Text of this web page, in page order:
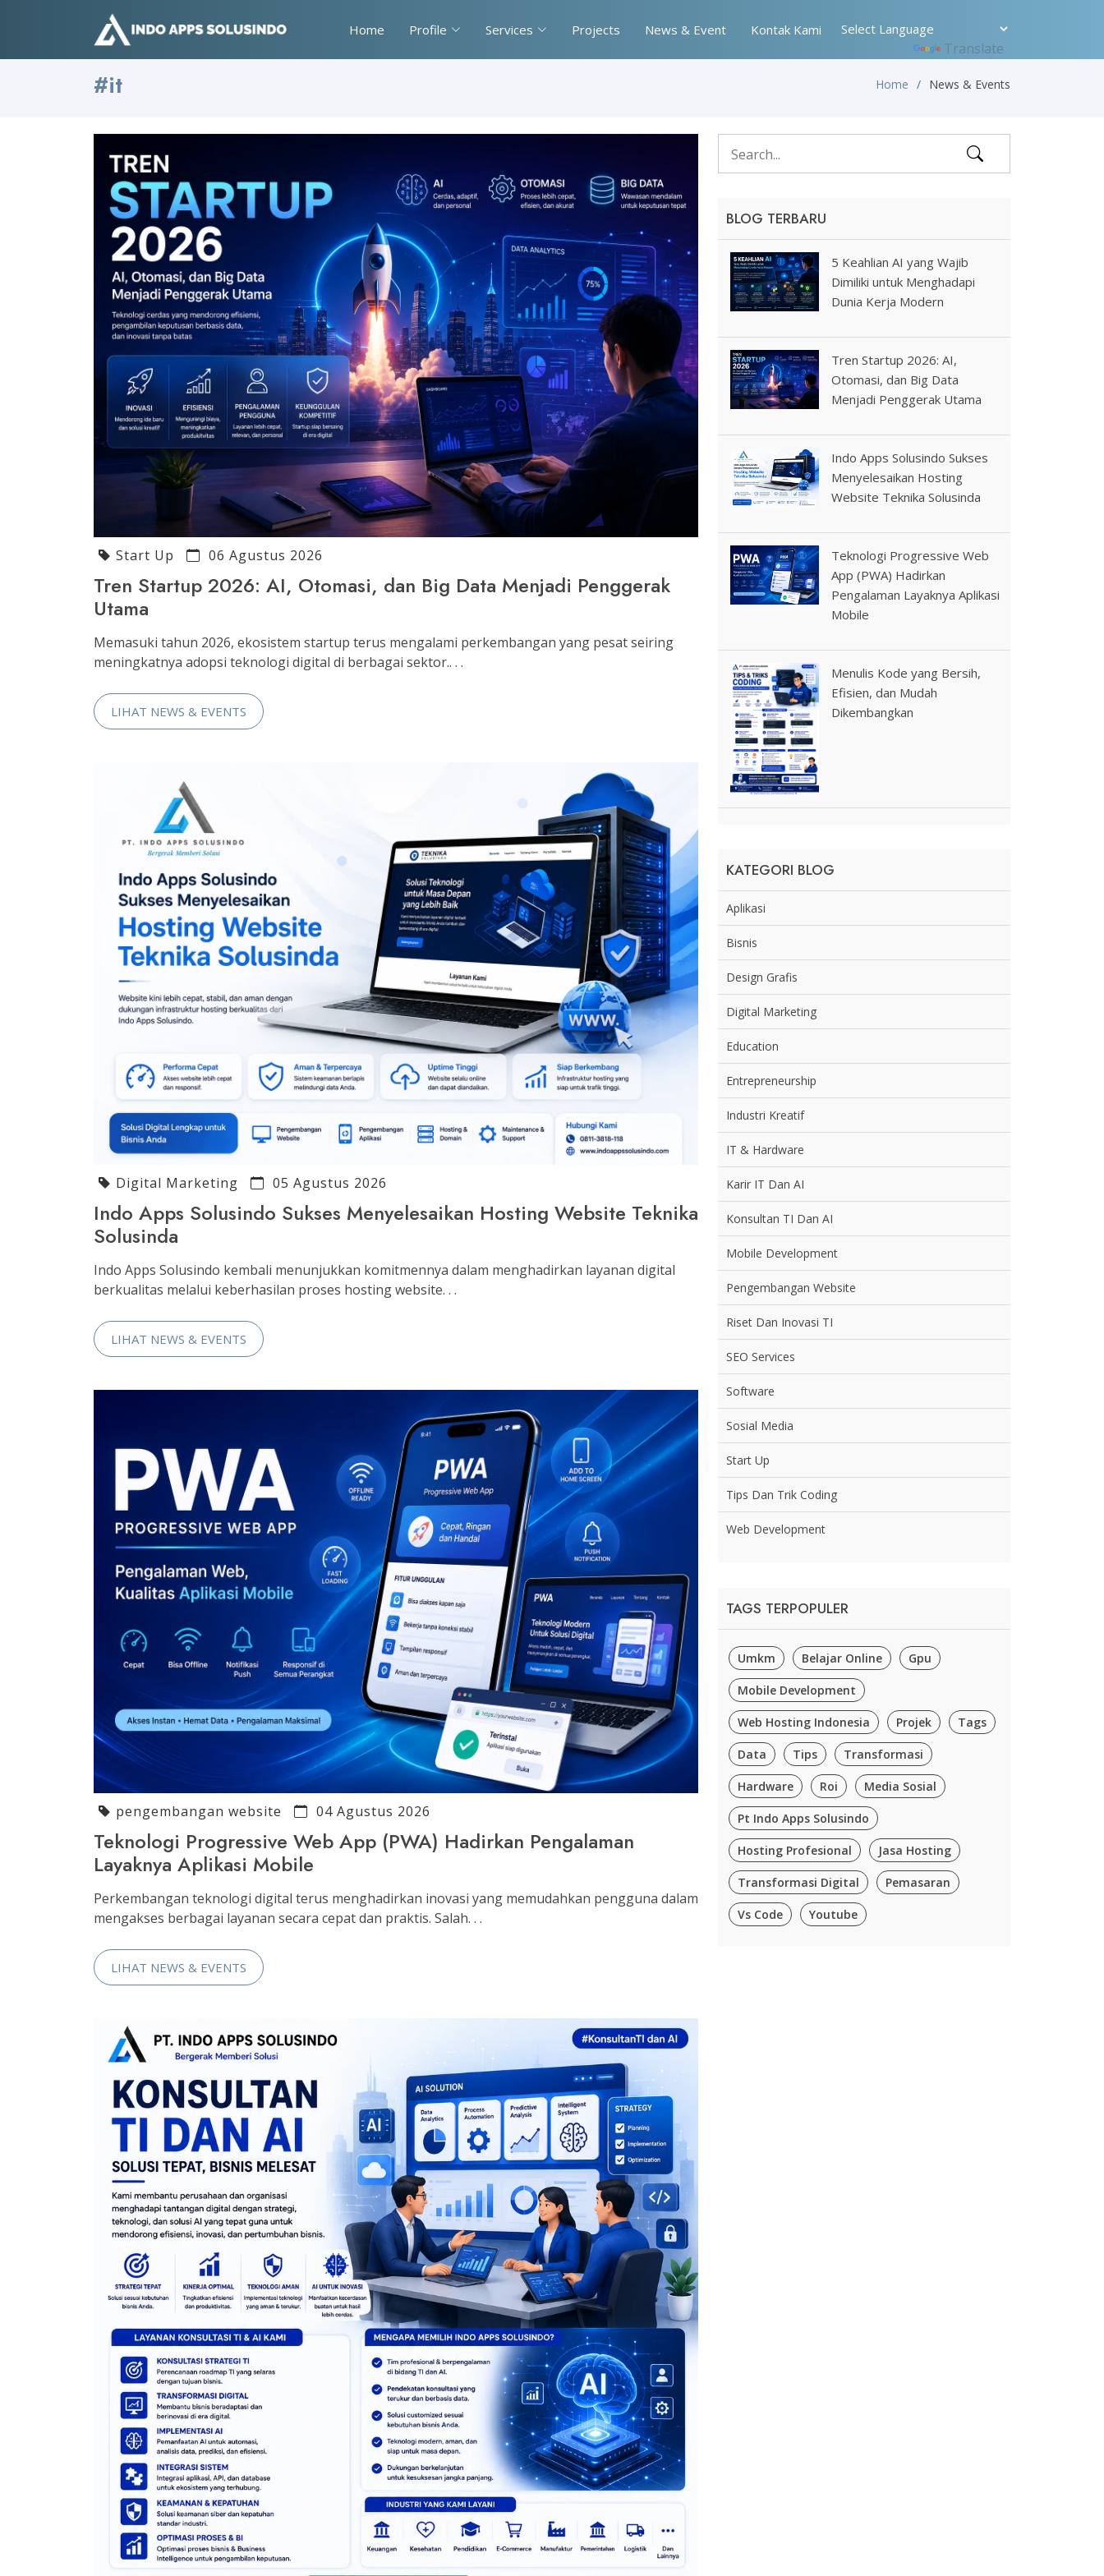
Home Profile Services Projects News & Event Kontak Kami
Translate
#it Home News & Events
Start Up 06 Agustus 2026
Tren Startup 2026: AI, Otomasi, dan Big Data Menjadi Penggerak
Utama
Memasuki tahun 2026, ekosistem startup terus mengalami perkembangan yang pesat seiring
meningkatnya adopsi teknologi digital di berbagai sektor.. . .
LIHAT NEWS & EVENTS
Digital Marketing 05 Agustus 2026
Indo Apps Solusindo Sukses Menyelesaikan Hosting Website Teknika
Solusinda
Indo Apps Solusindo kembali menunjukkan komitmennya dalam menghadirkan layanan digital
berkualitas melalui keberhasilan proses hosting website. . .
LIHAT NEWS & EVENTS
pengembangan website 04 Agustus 2026
Teknologi Progressive Web App (PWA) Hadirkan Pengalaman
Layaknya Aplikasi Mobile
Perkembangan teknologi digital terus menghadirkan inovasi yang memudahkan pengguna dalam
mengakses berbagai layanan secara cepat dan praktis. Salah. . .
LIHAT NEWS & EVENTS
BLOG TERBARU
5 Keahlian AI yang Wajib
Dimiliki untuk Menghadapi
Dunia Kerja Modern
Tren Startup 2026: AI,
Otomasi, dan Big Data
Menjadi Penggerak Utama
Indo Apps Solusindo Sukses
Menyelesaikan Hosting
Website Teknika Solusinda
Teknologi Progressive Web
App (PWA) Hadirkan
Pengalaman Layaknya Aplikasi
Mobile
Menulis Kode yang Bersih,
Efisien, dan Mudah
Dikembangkan
KATEGORI BLOG
Aplikasi
Bisnis
Design Grafis
Digital Marketing
Education
Entrepreneurship
Industri Kreatif
IT & Hardware
Karir IT Dan AI
Konsultan TI Dan AI
Mobile Development
Pengembangan Website
Riset Dan Inovasi TI
SEO Services
Software
Sosial Media
Start Up
Tips Dan Trik Coding
Web Development
TAGS TERPOPULER
Umkm Belajar Online Gpu
Mobile Development
Web Hosting Indonesia Projek Tags
Data Tips Transformasi
Hardware Roi Media Sosial
Pt Indo Apps Solusindo
Hosting Profesional Jasa Hosting
Transformasi Digital Pemasaran
Vs Code Youtube